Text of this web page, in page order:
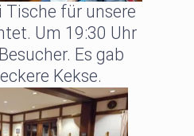
Tische für unsere
Um 19:30 Uhr
Es gab
Kekse.